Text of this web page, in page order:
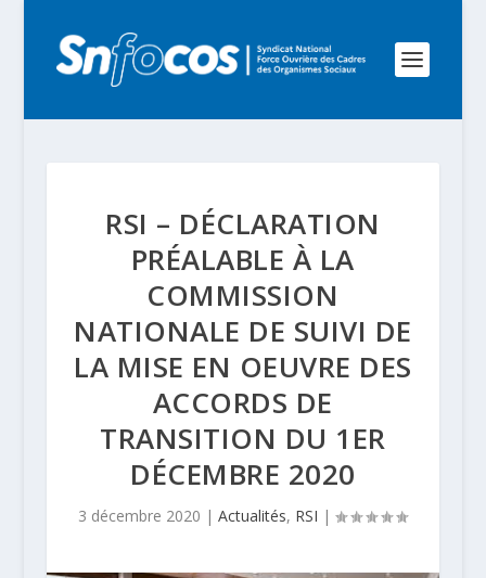
RSI – DÉCLARATION
PRÉALABLE À LA
COMMISSION
NATIONALE DE SUIVI DE
LA MISE EN OEUVRE DES
ACCORDS DE
TRANSITION DU 1ER
DÉCEMBRE 2020
3 décembre 2020 |Actualités, RSI |